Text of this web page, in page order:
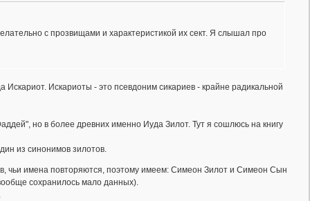
с прозвищами и характеристикой их сект. Я слышал про
Искариоты - это псевдоним сикариев - крайне радикальной
но в более древних именно Иуда Зилот. Тут я сошлюсь на книгу
из синонимов зилотов.
чьи имена повторяются, поэтому имеем: Симеон Зилот и Симеон Сын
сохранилось мало данных).